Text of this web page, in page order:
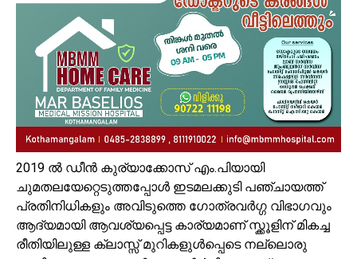
2019 ൽ ഡീൻ കുര്യാക്കോസ് എം.പിയായി
ചുമതലയേറ്റെടുത്തപ്പോൾ ഇടമലക്കുടി പഞ്ചായത്ത്
പ്രതിനിധികളും അവിടുത്തെ ഗോത്രവർഗ്ഗ വിഭാഗവും
ആദ്യമായി ആവശ്യപ്പെട്ട കാര്യമാണ് സ്ക്കൂളിന് മികച്ച
രീതിയിലുള്ള ക്ലാസ്സ് മുറികളുൾപ്പെടെ നല്ലൊരു